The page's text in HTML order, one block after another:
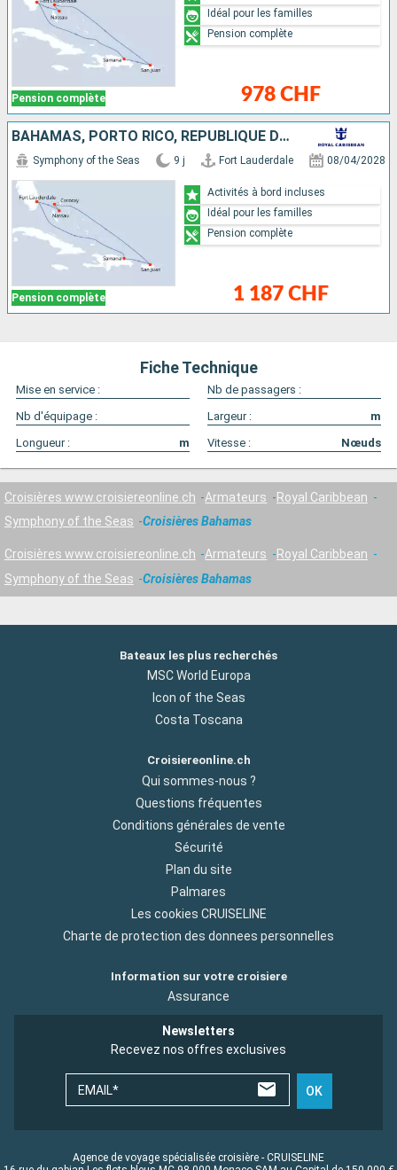
Pension complète 978 CHF
Idéal pour les familles
Pension complète
BAHAMAS, PORTO RICO, RÉPUBLIQUE DOMINICAINE, ÉTATS-UNIS
Pension complète
Symphony of the Seas 9 j Fort Lauderdale 08/04/2028
1 187 CHF
Activités à bord incluses
Idéal pour les familles
Pension complète
Fiche Technique
Mise en service :
Nb de passagers :
Nb d'équipage :
Largeur :
m
Longueur :
m Vitesse : Nœuds
Croisières www.croisiereonline.ch Armateurs
Royal Caribbean
Symphony of the Seas
Croisières Bahamas
Croisières www.croisiereonline.ch Armateurs
Royal Caribbean
Symphony of the Seas
Croisières Bahamas
Bateaux les plus recherchés
MSC World Europa
Icon of the Seas
Costa Toscana
Croisiereonline.ch
Qui sommes-nous ?
Questions fréquentes
Conditions générales de vente
Sécurité
Plan du site
Palmares
Les cookies CRUISELINE
Charte de protection des donnees personnelles
Information sur votre croisiere
Assurance
Newsletters
Recevez nos offres exclusives
EMAIL* OK
Agence de voyage spécialisée croisière - CRUISELINE